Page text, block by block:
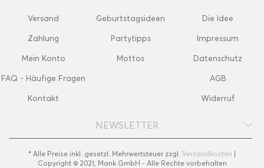
Versand
Zahlung
Mein Konto
FAQ - Häufige Fragen
Kontakt
Geburtstagsideen
Partytipps
Mottos
Die Idee
Impressum
Datenschutz
AGB
Widerruf
NEWSLETTER
* Alle Preise inkl. gesetzl. Mehrwertsteuer zzgl. Versandkosten |
Copyright © 2021, Mank GmbH - Alle Rechte vorbehalten